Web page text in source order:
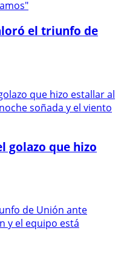
el triunfo de
golazo que hizo